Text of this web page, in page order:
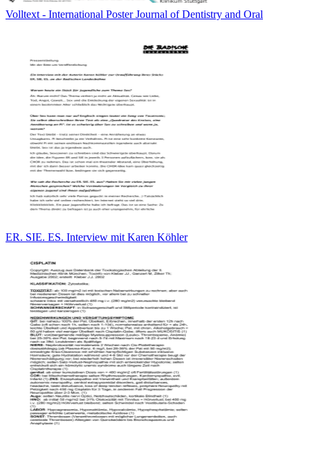
Volltext - International Poster Journal of Dentistry and Oral
ER. SIE. ES. Interview mit Karen Köhler